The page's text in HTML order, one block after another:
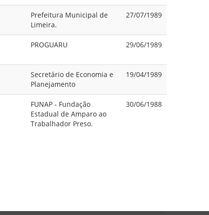
Prefeitura Municipal de
Limeira.
27/07/1989
PROGUARU 29/06/1989
Secretário de Economia e
Planejamento
19/04/1989
FUNAP - Fundação
Estadual de Amparo ao
Trabalhador Preso.
30/06/1988